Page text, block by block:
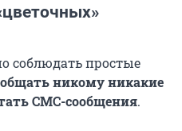
соблюдать простые
никому никакие
СМС-сообщения.